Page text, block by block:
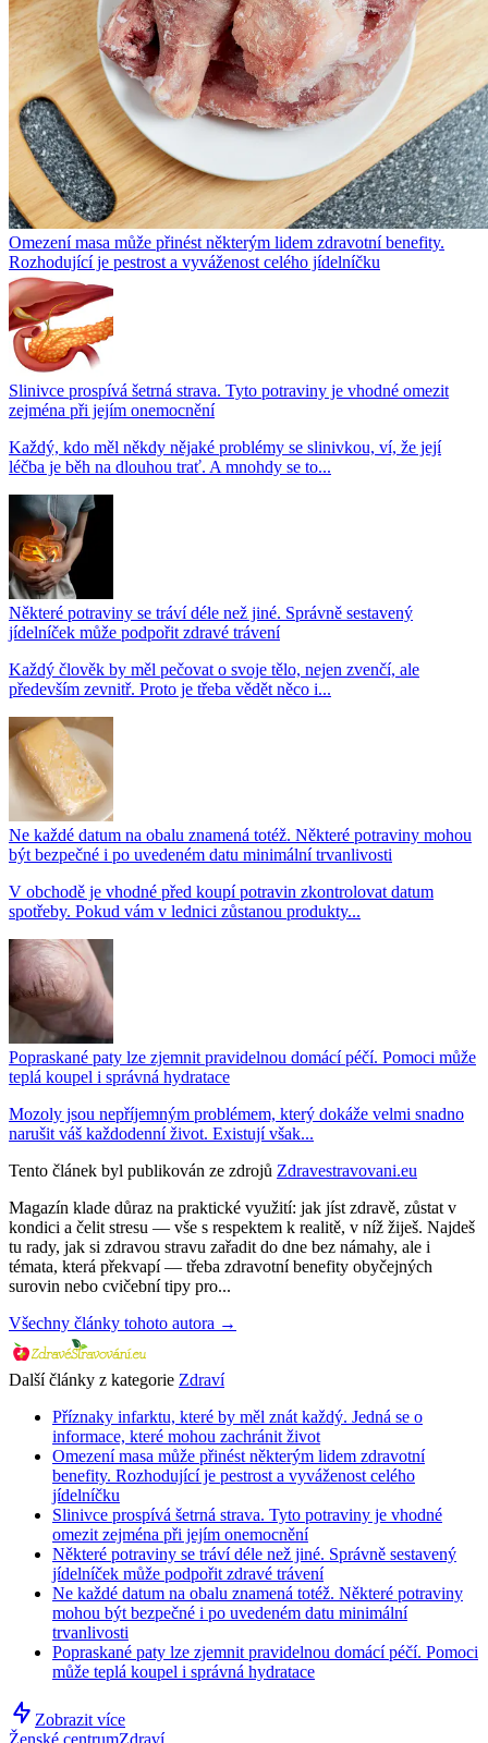
Omezení masa může přinést některým lidem zdravotní benefity.
Rozhodující je pestrost a vyváženost celého jídelníčku
Slinivce prospívá šetrná strava. Tyto potraviny je vhodné omezit
zejména při jejím onemocnění
Každý, kdo měl někdy nějaké problémy se slinivkou, ví, že její
léčba je běh na dlouhou trať. A mnohdy se to...
Některé potraviny se tráví déle než jiné. Správně sestavený
jídelníček může podpořit zdravé trávení
Každý člověk by měl pečovat o svoje tělo, nejen zvenčí, ale
především zevnitř. Proto je třeba vědět něco i...
Ne každé datum na obalu znamená totéž. Některé potraviny mohou
být bezpečné i po uvedeném datu minimální trvanlivosti
V obchodě je vhodné před koupí potravin zkontrolovat datum
spotřeby. Pokud vám v lednici zůstanou produkty...
Popraskané paty lze zjemnit pravidelnou domácí péčí. Pomoci může
teplá koupel i správná hydratace
Mozoly jsou nepříjemným problémem, který dokáže velmi snadno
narušit váš každodenní život. Existují však...
Tento článek byl publikován ze zdrojů Zdravestravovani.eu
Magazín klade důraz na praktické využití: jak jíst zdravě, zůstat v
kondici a čelit stresu — vše s respektem k realitě, v níž žiješ. Najdeš
tu rady, jak si zdravou stravu zařadit do dne bez námahy, ale i
témata, která překvapí — třeba zdravotní benefity obyčejných
surovin nebo cvičební tipy pro...
Všechny články tohoto autora →
Další články z kategorie Zdraví
Příznaky infarktu, které by měl znát každý. Jedná se o
informace, které mohou zachránit život
Omezení masa může přinést některým lidem zdravotní
benefity. Rozhodující je pestrost a vyváženost celého
jídelníčku
Slinivce prospívá šetrná strava. Tyto potraviny je vhodné
omezit zejména při jejím onemocnění
Některé potraviny se tráví déle než jiné. Správně sestavený
jídelníček může podpořit zdravé trávení
Ne každé datum na obalu znamená totéž. Některé potraviny
mohou být bezpečné i po uvedeném datu minimální
trvanlivosti
Popraskané paty lze zjemnit pravidelnou domácí péčí. Pomoci
může teplá koupel i správná hydratace
Zobrazit více